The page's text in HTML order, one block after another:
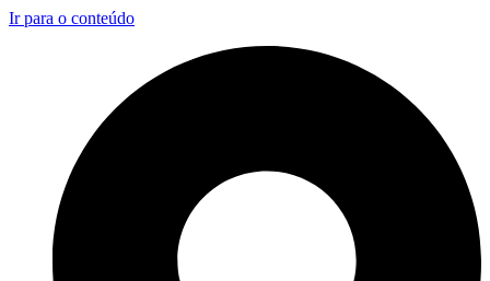
Ir para o conteúdo